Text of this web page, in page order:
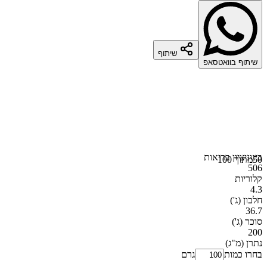
שיתוף בוואטסאפ
שיתוף
50מתוך 100בינוניציון בריאות
506
קלוריות
4.3
חלבון (ג')
36.7
סוכר (ג')
200
נתרן (מ"ג)
בחרו כמות
גרם